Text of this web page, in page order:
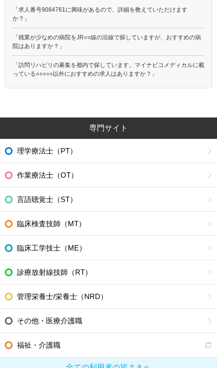
「求人番号9084761に興味があるので、詳細を教えていただけます
か？」
「残業が少なめの病院をJR○○線の沿線で探していますが、おすすめの病
院はありますか？」
「訪問リハビリの募集を都内で探しています。マイナビコメディカルに載
っている○○○○○以外におすすめの求人はありますか？」
専門サイト
理学療法士（PT）
作業療法士（OT）
言語聴覚士（ST）
臨床検査技師（MT）
臨床工学技士（ME）
診療放射線技師（RT）
管理栄養士/栄養士（NRD）
その他・医療介護職
福祉・介護職